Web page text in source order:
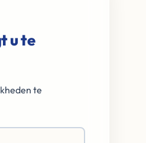
u te
te